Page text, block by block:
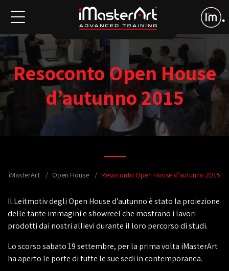
Resoconto Open House
d’autunno 2015
iMasterArt Open House Resoconto Open House d’autunno 2015
Il Leitmotiv degli Open House d’autunno è stato la proiezione
delle tante immagini e showreel che mostrano i lavori
prodotti dai nostri allievi durante il loro percorso di studi.
Lo scorso sabato 19 settembre, per la prima volta iMasterArt
ha aperto le porte di tutte le sue sedi in contemporanea.